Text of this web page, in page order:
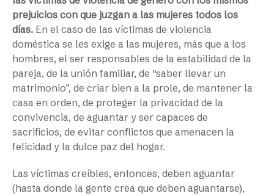
prejuicios con que juzgan a las mujeres todos los
días. En el caso de las víctimas de violencia
doméstica se les exige a las mujeres, más que a los
hombres, el ser responsables de la estabilidad de la
pareja, de la unión familiar, de “saber llevar un
matrimonio”, de criar bien a la prole, de mantener la
casa en orden, de proteger la privacidad de la
convivencia, de aguantar y ser capaces de
sacrificios, de evitar conflictos que amenacen la
felicidad y la dulce paz del hogar.
Las víctimas creíbles, entonces, deben aguantar
(hasta donde la gente crea que deben aguantarse),